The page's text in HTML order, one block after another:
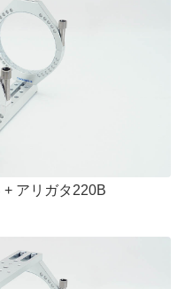
アリガタ220B